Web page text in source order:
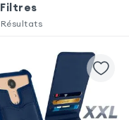
Filtres
Résultats